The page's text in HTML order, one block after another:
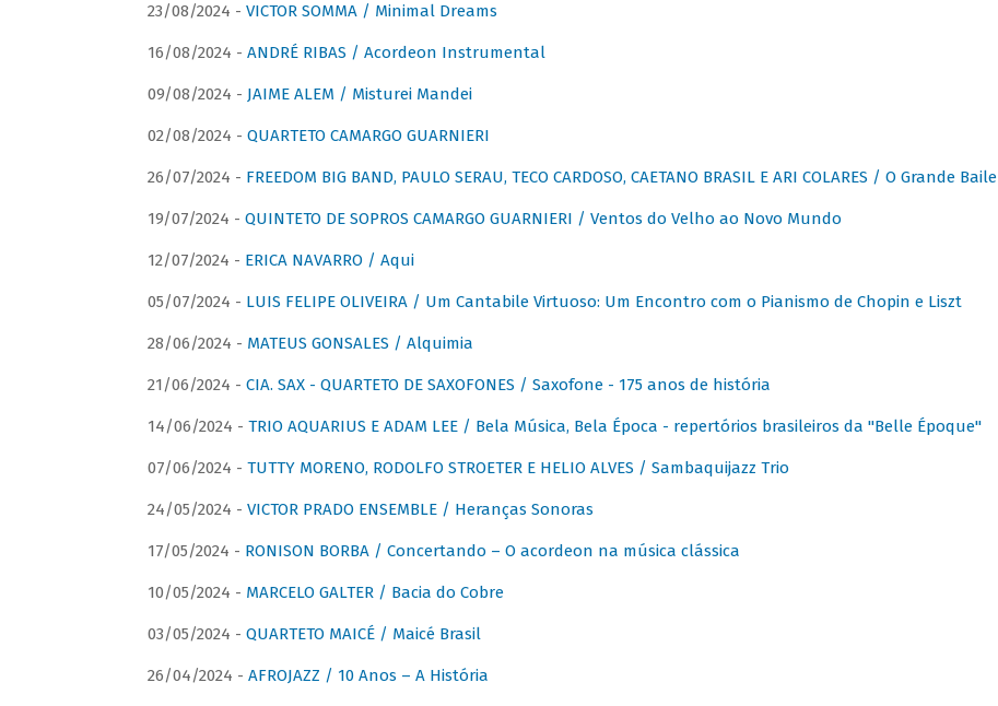
23/08/2024 - VICTOR SOMMA / Minimal Dreams
16/08/2024 - ANDRÉ RIBAS / Acordeon Instrumental
09/08/2024 - JAIME ALEM / Misturei Mandei
02/08/2024 - QUARTETO CAMARGO GUARNIERI
26/07/2024 - FREEDOM BIG BAND, PAULO SERAU, TECO CARDOSO, CAETANO BRASIL E ARI COLARES / O Grande Baile
19/07/2024 - QUINTETO DE SOPROS CAMARGO GUARNIERI / Ventos do Velho ao Novo Mundo
12/07/2024 - ERICA NAVARRO / Aqui
05/07/2024 - LUIS FELIPE OLIVEIRA / Um Cantabile Virtuoso: Um Encontro com o Pianismo de Chopin e Liszt
28/06/2024 - MATEUS GONSALES / Alquimia
21/06/2024 - CIA. SAX - QUARTETO DE SAXOFONES / Saxofone - 175 anos de história
14/06/2024 - TRIO AQUARIUS E ADAM LEE / Bela Música, Bela Época - repertórios brasileiros da "Belle Époque"
07/06/2024 - TUTTY MORENO, RODOLFO STROETER E HELIO ALVES / Sambaquijazz Trio
24/05/2024 - VICTOR PRADO ENSEMBLE / Heranças Sonoras
17/05/2024 - RONISON BORBA / Concertando – O acordeon na música clássica
10/05/2024 - MARCELO GALTER / Bacia do Cobre
03/05/2024 - QUARTETO MAICÉ / Maicé Brasil
26/04/2024 - AFROJAZZ / 10 Anos – A História